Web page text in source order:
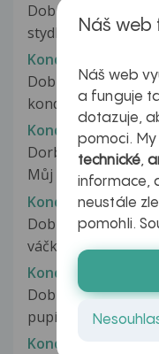
Dobrý den, před
stydkém pysku
Kondylomata
Dobrý den,u
kondylomata,po
Kondylomata
Dorbý den,
Můj lékař mi sdělil,
Kondylomata
Dobrý den, dnes
váčky nebo nevím
Kondylomata
Dobrý den, na
pupínky. Nevím
Kondylomata
Náš web
Náš web
a funguje
dotazuje,
pomoci.
technické,
informace,
neustále
pomohli.